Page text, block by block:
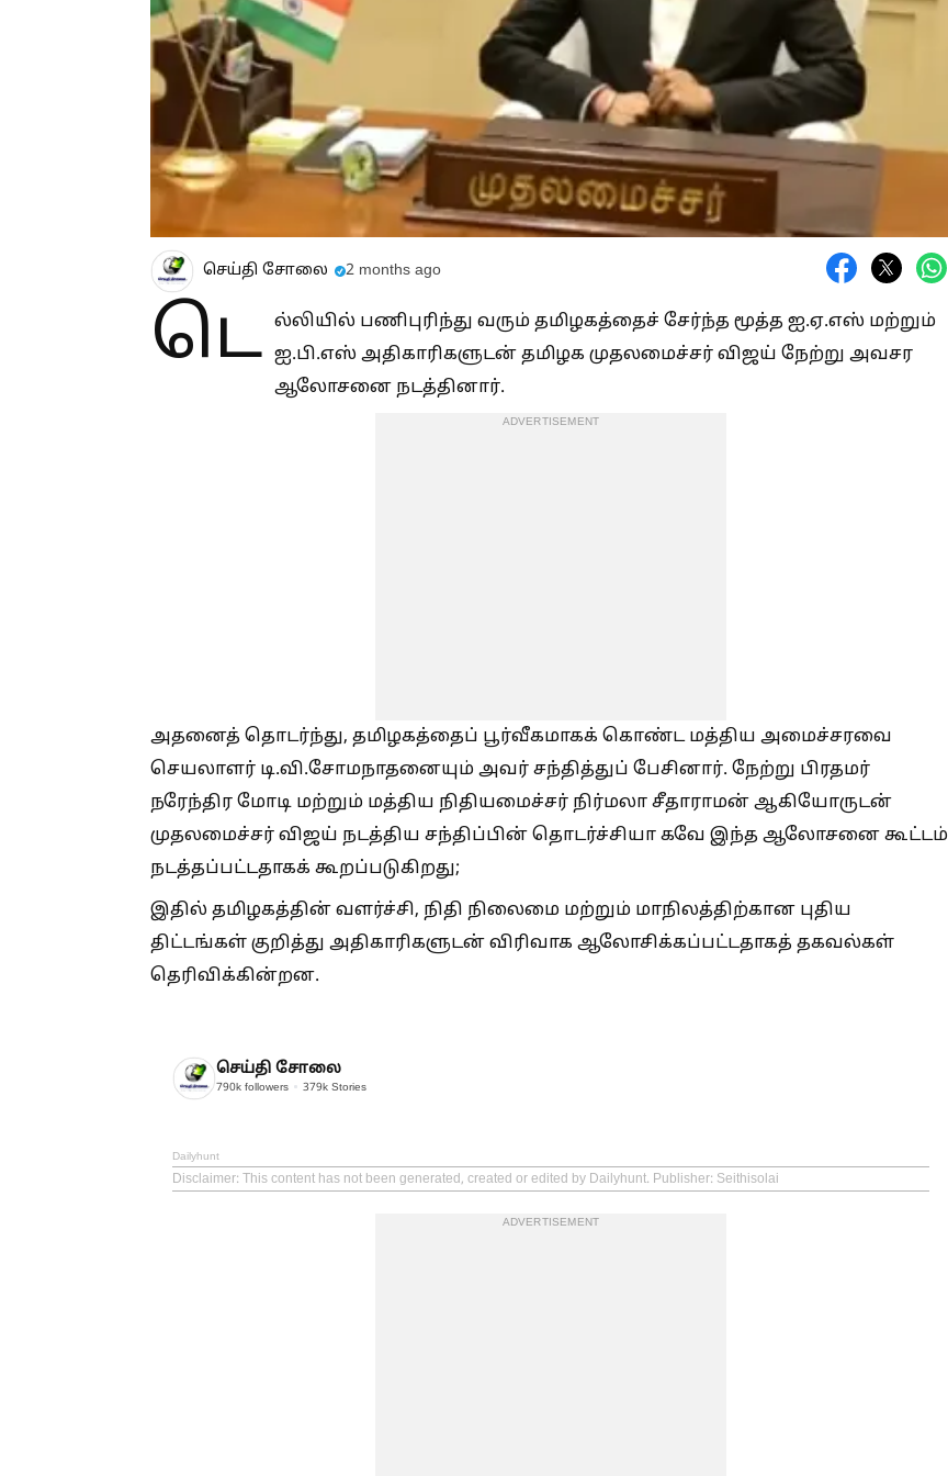
செய்தி சோலை 2 months ago
டெ ல்லியில் பணிபுரிந்து வரும் தமிழகத்தைச் சேர்ந்த மூத்த ஐ.ஏ.எஸ் மற்றும்
ஐ.பி.எஸ் அதிகாரிகளுடன் தமிழக முதலமைச்சர் விஜய் நேற்று அவசர
ஆலோசனை நடத்தினார்.
ADVERTISEMENT
அதனைத் தொடர்ந்து, தமிழகத்தைப் பூர்வீகமாகக் கொண்ட மத்திய அமைச்சரவை
செயலாளர் டி.வி.சோமநாதனையும் அவர் சந்தித்துப் பேசினார். நேற்று பிரதமர்
நரேந்திர மோடி மற்றும் மத்திய நிதியமைச்சர் நிர்மலா சீதாராமன் ஆகியோருடன்
முதலமைச்சர் விஜய் நடத்திய சந்திப்பின் தொடர்ச்சியா கவே இந்த ஆலோசனை கூட்டம்
நடத்தப்பட்டதாகக் கூறப்படுகிறது;
இதில் தமிழகத்தின் வளர்ச்சி, நிதி நிலைமை மற்றும் மாநிலத்திற்கான புதிய
திட்டங்கள் குறித்து அதிகாரிகளுடன் விரிவாக ஆலோசிக்கப்பட்டதாகத் தகவல்கள்
தெரிவிக்கின்றன.
செய்தி சோலை
790k followers 379k Stories
Dailyhunt
Disclaimer: This content has not been generated, created or edited by Dailyhunt. Publisher: Seithisolai
ADVERTISEMENT